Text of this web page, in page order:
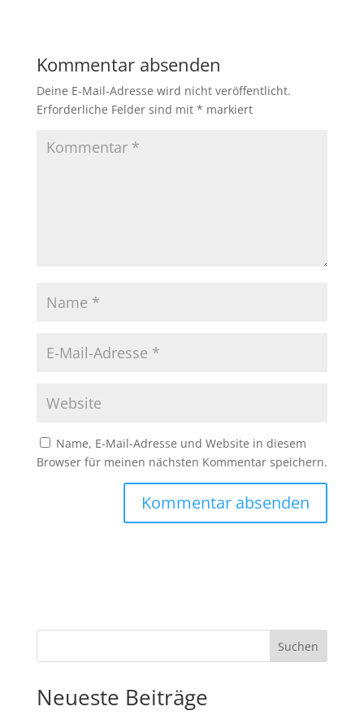
Kommentar absenden
Deine E-Mail-Adresse wird nicht veröffentlicht.
Erforderliche Felder sind mit * markiert
Name, E-Mail-Adresse und Website in diesem
Browser für meinen nächsten Kommentar speichern.
i
Suchen
Neueste Beiträge